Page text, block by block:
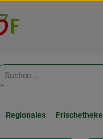
Regionales Frischetheke